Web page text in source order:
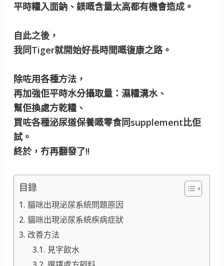
平時糧入面鈉、鎂嘅含量太高都有機會造成。
自此之後，
我同Tiger就開始好長時間嘅復康之路。
除咗用各種方法，
再加強佢平時水分攝取量：濕糧溝水、
幫佢換處方乾糧、
買咗各種泌尿道保養嘅零食同supplement比佢
試。
終於，冇再翻發了!!
目錄
貓咪出現泌尿系統問題原因
貓咪出現泌尿系統疾病症狀
改善方法
見字飲水